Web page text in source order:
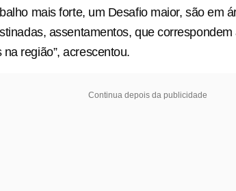
mais forte, um Desafio maior, são em
assentamentos, que
região”, acrescentou.
Continua depois da publicidade